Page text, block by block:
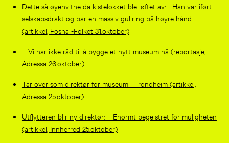
Dette så øyenvitne da kistelokket ble løftet av: - Han var iført
selskapsdrakt og bar en massiv gullring på høyre hånd
(artikkel, Fosna -Folket 31.oktober)
– Vi har ikke råd til å bygge et nytt museum nå (reportasje,
Adressa 26.oktober)
Tar over som direktør for museum i Trondheim (artikkel,
Adressa 25.oktober)
Utflytteren blir ny direktør: – Enormt begeistret for muligheten
(artikkel, Innherred 25.oktober)